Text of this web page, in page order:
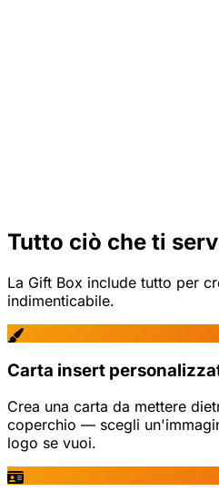
Tutto ciò che ti
La Gift Box include tutto per
indimenticabile.
Carta insert
Crea una carta da mettere
coperchio — scegli
logo se vuoi.